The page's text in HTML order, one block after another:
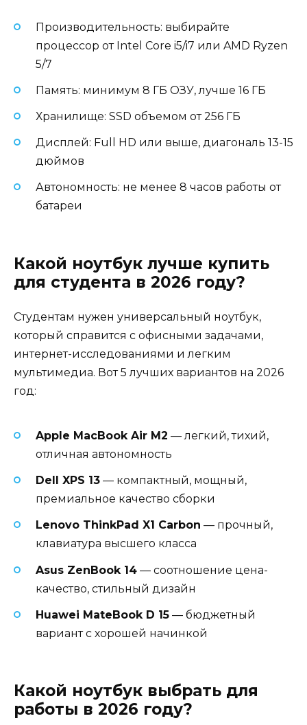
Производительность: выбирайте
процессор от Intel Core i5/i7 или AMD Ryzen
5/7
Память: минимум 8 ГБ ОЗУ, лучше 16 ГБ
Хранилище: SSD объемом от 256 ГБ
Дисплей: Full HD или выше, диагональ 13-15
дюймов
Автономность: не менее 8 часов работы от
батареи
Какой ноутбук лучше купить
для студента в 2026 году?
Студентам нужен универсальный ноутбук,
который справится с офисными задачами,
интернет-исследованиями и легким
мультимедиа. Вот 5 лучших вариантов на 2026
год:
Apple MacBook Air M2 — легкий, тихий,
отличная автономность
Dell XPS 13 — компактный, мощный,
премиальное качество сборки
Lenovo ThinkPad X1 Carbon — прочный,
клавиатура высшего класса
Asus ZenBook 14 — соотношение цена-
качество, стильный дизайн
Huawei MateBook D 15 — бюджетный
вариант с хорошей начинкой
Какой ноутбук выбрать для
работы в 2026 году?